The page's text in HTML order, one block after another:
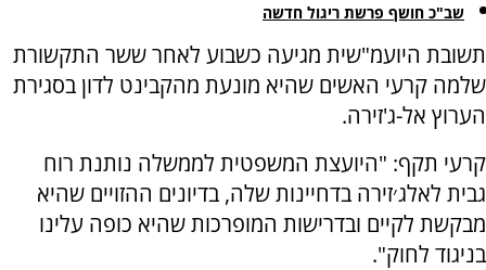
שב"כ חושף פרשת ריגול חדשה
תשובת היועמ"שית מגיעה כשבוע לאחר ששר התקשורת
שלמה קרעי האשים שהיא מונעת מהקבינט לדון בסגירת
הערוץ אל-ג'זירה.
קרעי תקף: "היועצת המשפטית לממשלה נותנת רוח
גבית לאלג׳זירה בדחיינות שלה, בדיונים ההזויים שהיא
מבקשת לקיים ובדרישות המופרכות שהיא כופה עלינו
בניגוד לחוק".